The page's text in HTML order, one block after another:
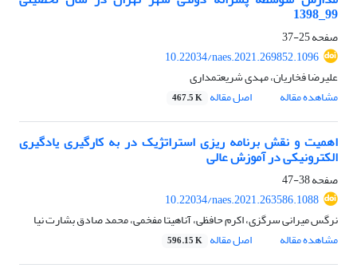
99_1398
صفحه25-37
10.22034/naes.2021.269852.1096
علیرضا فخاریان، مهدی شریعتمداری
مشاهده مقاله
اصل مقاله 467.5 K
اهمیت و نقش برنامه ریزی استراتژیک در به کارگیری یادگیری
الکترونیکی در آموزش عالی
صفحه38-47
10.22034/naes.2021.263586.1088
نرگس میرانی سرگزی، اکرم حافظی، آناهیتا مفخمی، محمد صادق بشارت نیا
مشاهده مقاله
اصل مقاله 596.15 K